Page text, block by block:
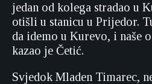
jedan od kolega stradao u
otišli u stanicu u Prijedor.
da idemo u Kurevo, i naše
kazao je Četić.
Svjedok Mladen Timarec,